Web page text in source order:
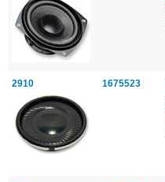
2910 1675523